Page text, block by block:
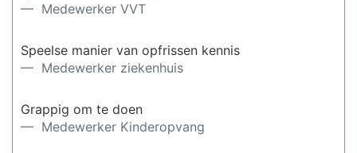
— Medewerker VVT
Speelse manier van opfrissen kennis
— Medewerker ziekenhuis
Grappig om te doen
— Medewerker Kinderopvang